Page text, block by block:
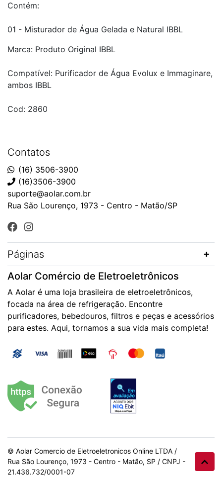
Contém:
01 - Misturador de Água Gelada e Natural IBBL
Marca: Produto Original IBBL
Compatível: Purificador de Água Evolux e Immaginare,
ambos IBBL
Cod: 2860
Contatos
(16) 3506-3900
(16)3506-3900
suporte@aolar.com.br
Rua São Lourenço, 1973 - Centro - Matão/SP
Páginas
Aolar Comércio de Eletroeletrônicos
A Aolar é uma loja brasileira de eletroeletrônicos,
focada na área de refrigeração. Encontre
purificadores, bebedouros, filtros e peças e acessórios
para estes. Aqui, tornamos a sua vida mais completa!
© Aolar Comercio de Eletroeletronicos Online LTDA /
Rua São Lourenço, 1973 - Centro - Matão, SP / CNPJ -
21.436.732/0001-07